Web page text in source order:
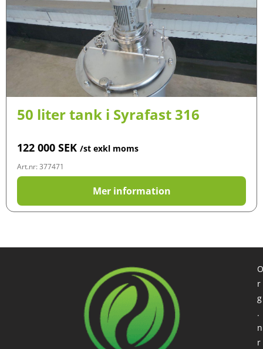
50 liter tank i Syrafast 316
122 000 SEK /st exkl moms
Art.nr: 377471
Mer information
O
r
g
.
n
r